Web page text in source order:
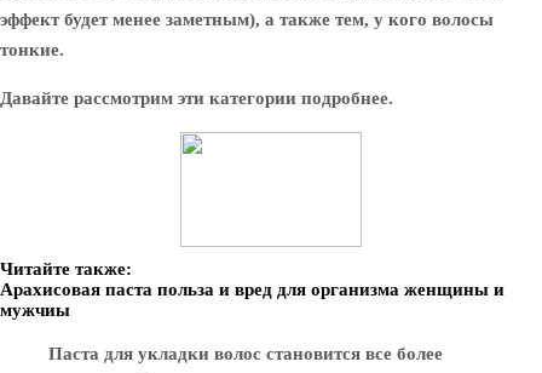
эффект будет менее заметным), а также тем, у кого волосы
тонкие.
Давайте рассмотрим эти категории подробнее.
Читайте также:
Арахисовая паста польза и вред для организма женщины и
мужчиы
Паста для укладки волос становится все более